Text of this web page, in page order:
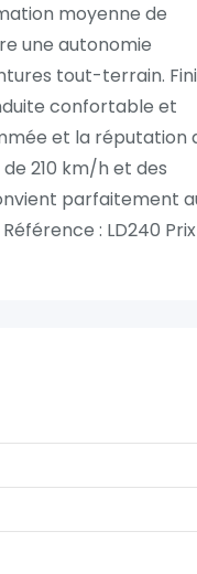
moyenne de
une autonomie
tout-terrain. Fini
confortable et
et la réputation
210 km/h et des
parfaitement
: LD240 Prix